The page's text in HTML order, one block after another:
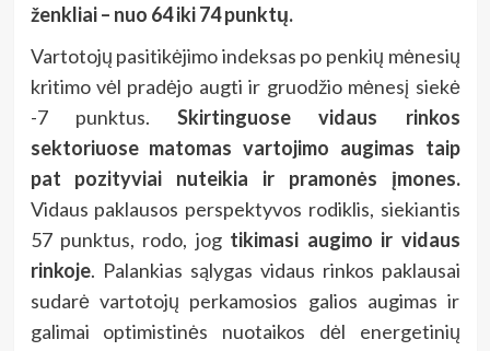
ženkliai – nuo 64 iki 74 punktų.
Vartotojų pasitikėjimo indeksas po penkių mėnesių
kritimo vėl pradėjo augti ir gruodžio mėnesį siekė
-7 punktus. Skirtinguose vidaus rinkos
sektoriuose matomas vartojimo augimas taip
pat pozityviai nuteikia ir pramonės įmones.
Vidaus paklausos perspektyvos rodiklis, siekiantis
57 punktus, rodo, jog tikimasi augimo ir vidaus
rinkoje. Palankias sąlygas vidaus rinkos paklausai
sudarė vartotojų perkamosios galios augimas ir
galimai optimistinės nuotaikos dėl energetinių